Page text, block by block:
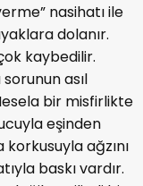
nasihatı ile
dolanır.
kaybedilir.
asıl
bir misfirlikte
eşinden
ağzını
baskı vardır.